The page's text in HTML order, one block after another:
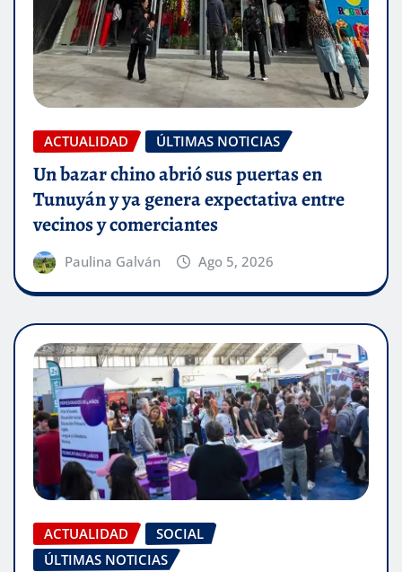
ACTUALIDAD ÚLTIMAS NOTICIAS
Un bazar chino abrió sus puertas en
Tunuyán y ya genera expectativa entre
vecinos y comerciantes
Paulina Galván Ago 5, 2026
ACTUALIDAD
SOCIAL
ÚLTIMAS NOTICIAS